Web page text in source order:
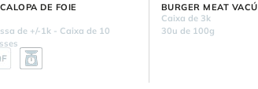
DE FOIE
de +/-1k - Caixa de 10
BURGER MEAT VACÚ
Caixa de 3k
30u de 100g